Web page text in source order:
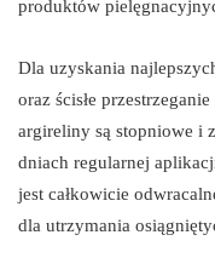
produktów
Dla uzyskania
oraz ścisłe
argireliny są stopniowe i
dniach regularnej
jest całkowicie
dla utrzymania